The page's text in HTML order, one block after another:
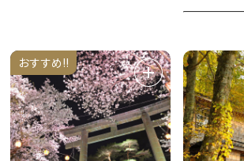
おすすめ!!